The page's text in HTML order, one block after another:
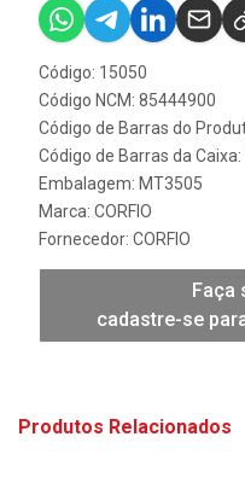
Código: 15050
Código NCM: 85444900
Código de Barras do
Código de Barras da
Embalagem: MT3505
Marca: CORFIO
Fornecedor: CORFIO
Faça
cadastre-se
Produtos Relacionados